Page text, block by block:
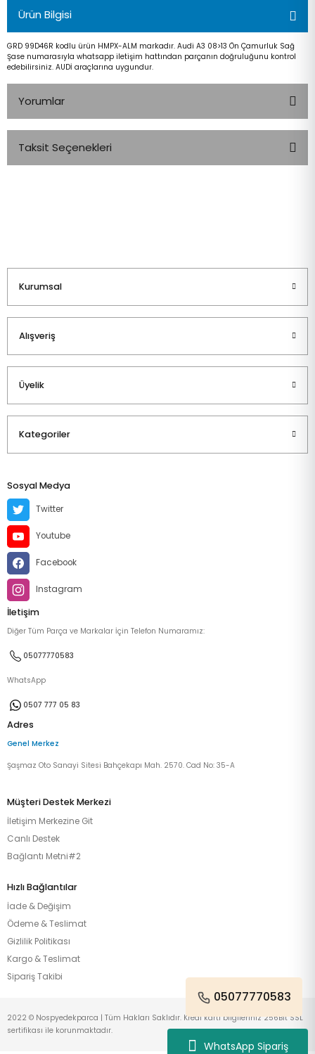
WhatsApp Sipariş
Ürün Bilgisi
GRD 99D46R kodlu ürün HMPX-ALM markadır. Audi A3 08>13 Ön Çamurluk Sağ
Şase numarasıyla whatsapp iletişim hattından parçanın doğruluğunu kontrol
edebilirsiniz. AUDİ araçlarına uygundur.
Yorumlar
Taksit Seçenekleri
Kurumsal
Alışveriş
Üyelik
Kategoriler
Sosyal Medya
Twitter
Youtube
Facebook
Instagram
İletişim
Diğer Tüm Parça ve Markalar İçin Telefon Numaramız:
05077770583
WhatsApp
0507 777 05 83
Adres
Genel Merkez
Şaşmaz Oto Sanayi Sitesi Bahçekapı Mah. 2570. Cad No: 35-A
Müşteri Destek Merkezi
İletişim Merkezine Git
Canlı Destek
Bağlantı Metni#2
Hızlı Bağlantılar
İade & Değişim
Ödeme & Teslimat
Gizlilik Politikası
Kargo & Teslimat
Sipariş Takibi
05077770583
2022 © Nospyedekparca | Tüm Hakları Saklıdır. Kredi kartı bilgileriniz 256Bit SSL
sertifikası ile korunmaktadır.